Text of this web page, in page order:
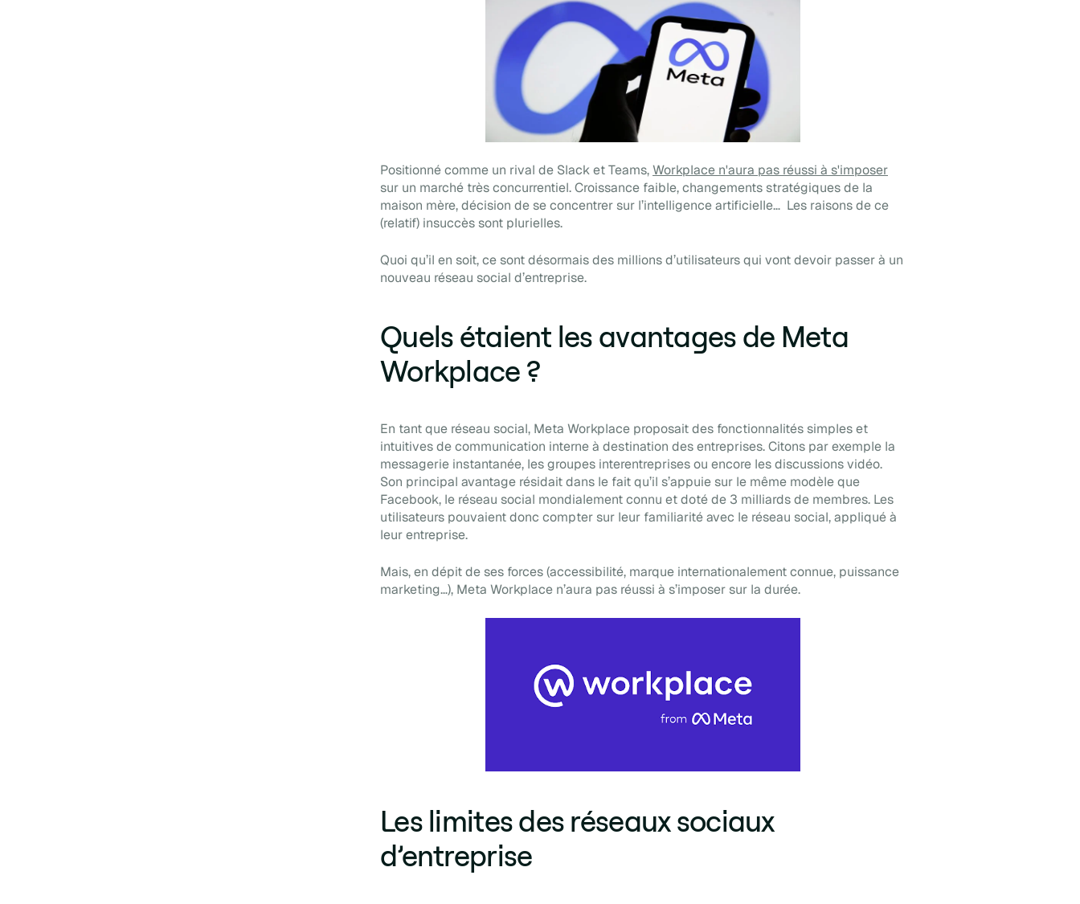
Positionné comme un rival de Slack et Teams,Workplace n'aura pas réussi à s'imposer
sur un marché très concurrentiel. Croissance faible, changements stratégiques de la
maison mère, décision de se concentrer sur l’intelligence artificielle… Les raisons de ce
(relatif) insuccès sont plurielles.
Quoi qu’il en soit, ce sont désormais des millions d’utilisateurs qui vont devoir passer à un
nouveau réseau social d’entreprise.
Quels étaient les avantages de Meta
Workplace ?
En tant que réseau social, Meta Workplace proposait des fonctionnalités simples et
intuitives de communication interne à destination des entreprises. Citons par exemple la
messagerie instantanée, les groupes interentreprises ou encore les discussions vidéo.
Son principal avantage résidait dans le fait qu’il s’appuie sur le même modèle que
Facebook, le réseau social mondialement connu et doté de 3 milliards de membres. Les
utilisateurs pouvaient donc compter sur leur familiarité avec le réseau social, appliqué à
leur entreprise.
Mais, en dépit de ses forces (accessibilité, marque internationalement connue, puissance
marketing…), Meta Workplace n’aura pas réussi à s’imposer sur la durée.
Les limites des réseaux sociaux
d’entreprise